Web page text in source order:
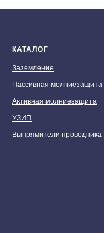
КАТАЛОГ
Заземление
Пассивная молниезащита
Активная молниезащита
УЗИП
Выпрямители проводника